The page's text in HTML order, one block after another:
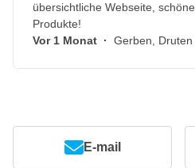
übersichtliche Webseite, schöne
Produkte!
Vor 1 Monat · Gerben, Druten
E-mail